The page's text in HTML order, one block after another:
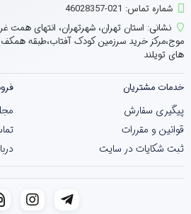
شماره تماس‌: 021-46028357
نشانی: استان تهران، شهرتهران، انتهای همت
های تویلند
خدمات مشتریان
پیگیری سفارش
قوانین و مقررات
ثبت شکایات در سایت